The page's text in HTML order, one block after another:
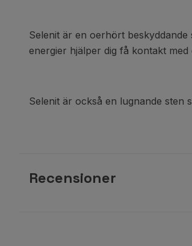
Selenit är en oerhört
energier hjälper dig få kontakt
Selenit är också en lugnande
Recensioner